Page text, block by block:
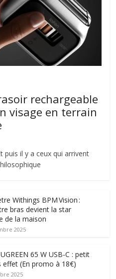
rechargeable
visage en terrain
puis il y a ceux qui arrivent
Withings BPM Vision :
bras devient la star
de la maison
2025
65 W USB-C : petit
effet (En promo à 18€)
2025